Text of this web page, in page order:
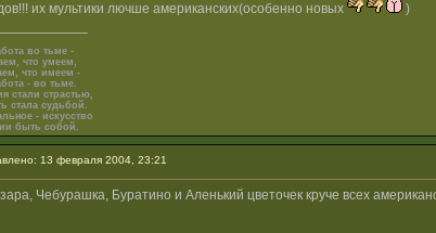
их мультики лючше американских(особенно новых
)
во тьме -
что умеем,
что имеем -
- во тьме.
стали страстью,
стала судьбой.
- искусство
быть собой.
13 февраля 2004, 23:21
Чебурашка, Буратино и Аленький цветочек круче всех